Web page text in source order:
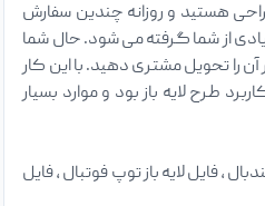
هستید و روزانه چندین سفارش
از شما گرفته می شود. حال شما
را تحویل مشتری دهید. با این کار
لایه باز بود و موارد بسیار
، فایل لایه باز توپ فوتبال ، فایل